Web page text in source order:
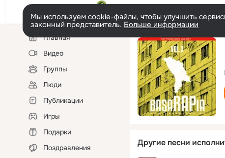
Мы используем cookie-файлы, чтобы улучшить
законный представитель. Больше информации
Левая
колонкаГлавная
Видео
Группы
Люди
Публикации
Игры
Подарки
Поздравления
Другие песни